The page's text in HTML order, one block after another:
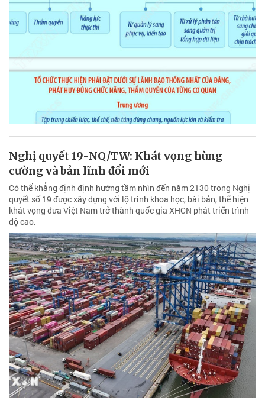
Nghị quyết 19-NQ/TW: Khát vọng hùng
cường và bản lĩnh đổi mới
Có thể khẳng định định hướng tầm nhìn đến năm 2130 trong Nghị
quyết số 19 được xây dựng với lộ trình khoa học, bài bản, thể hiện
khát vọng đưa Việt Nam trở thành quốc gia XHCN phát triển trình
độ cao.